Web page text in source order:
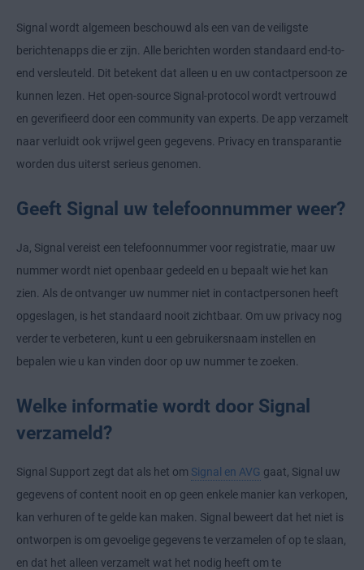
Signal wordt algemeen beschouwd als een van de veiligste
berichtenapps die er zijn. Alle berichten worden standaard end-to-
end versleuteld. Dit betekent dat alleen u en uw contactpersoon ze
kunnen lezen. Het open-source Signal-protocol wordt vertrouwd
en geverifieerd door een community van experts. De app verzamelt
naar verluidt ook vrijwel geen gegevens. Privacy en transparantie
worden dus uiterst serieus genomen.
Geeft Signal uw telefoonnummer weer?
Ja, Signal vereist een telefoonnummer voor registratie, maar uw
nummer wordt niet openbaar gedeeld en u bepaalt wie het kan
zien. Als de ontvanger uw nummer niet in contactpersonen heeft
opgeslagen, is het standaard nooit zichtbaar. Om uw privacy nog
verder te verbeteren, kunt u een gebruikersnaam instellen en
bepalen wie u kan vinden door op uw nummer te zoeken.
Welke informatie wordt door Signal
verzameld?
Signal Support zegt dat als het om Signal en AVG gaat, Signal uw
gegevens of content nooit en op geen enkele manier kan verkopen,
kan verhuren of te gelde kan maken. Signal beweert dat het niet is
ontworpen is om gevoelige gegevens te verzamelen of op te slaan,
en dat het alleen verzamelt wat het nodig heeft om te